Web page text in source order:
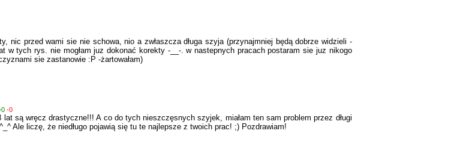
nic przed wami sie nie schowa, nio a zwłaszcza długa szyja (przynajmniej będą dobrze widzieli -
tych rys. nie mogłam juz dokonać korekty -__-. w nastepnych pracach postaram sie juz nikogo
sie zastanowie :P -żartowałam)
-0
są wręcz drastyczne!!! A co do tych nieszczęsnych szyjek, miałam ten sam problem przez długi
Ale liczę, że niedługo pojawią się tu te najlepsze z twoich prac! ;) Pozdrawiam!